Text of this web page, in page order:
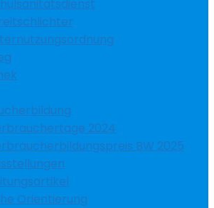
2024
BW 2025
Orientierung